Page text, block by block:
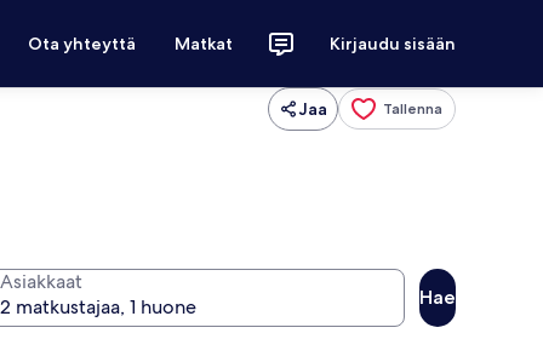
Ota yhteyttä Matkat Kirjaudu sisään
Jaa Tallenna
Asiakkaat
Hae